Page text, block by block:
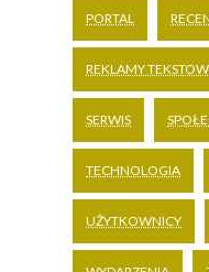
PORTAL
REKLAMY
SERWIS
TECHNOLOGIA
UŻYTKOWNICY